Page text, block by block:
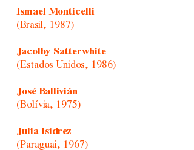
Ismael Monticelli
(Brasil, 1987)
Jacolby Satterwhite
(Estados Unidos, 1986)
José Ballivián
(Bolívia, 1975)
Julia Isídrez
(Paraguai, 1967)